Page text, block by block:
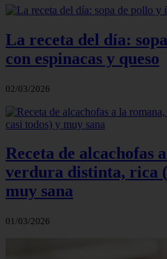
La receta del día:
con espinacas y queso
02/03/2026
Receta de alcachofas
verdura distinta, rica
muy sana
01/03/2026